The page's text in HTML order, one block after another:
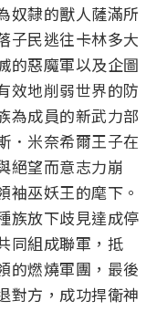
奴隸的獸人薩滿所
子民逃往卡林多大
的惡魔軍以及企圖
效地削弱世界的防
為成員的新武力部
．米奈希爾王子在
絕望而意志力崩
袖巫妖王的麾下。
族放下歧見達成停
同組成聯軍，抵
的燃燒軍團，最後
對方，成功捍衛神